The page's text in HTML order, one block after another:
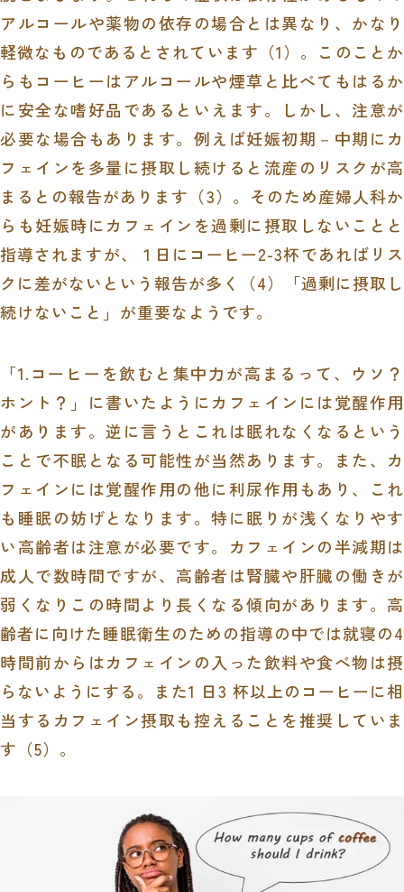
アルコールや薬物の依存の場合とは異なり、かなり
軽微なものであるとされています（1）。このことか
らもコーヒーはアルコールや煙草と比べてもはるか
に安全な嗜好品であるといえます。しかし、注意が
必要な場合もあります。例えば妊娠初期－中期にカ
フェインを多量に摂取し続けると流産のリスクが高
まるとの報告があります（3）。そのため産婦人科か
らも妊娠時にカフェインを過剰に摂取しないことと
指導されますが、１日にコーヒー2-3杯であればリス
クに差がないという報告が多く（4）「過剰に摂取し
続けないこと」が重要なようです。
「1. コーヒーを飲むと集中力が高まるって、ウソ？
ホント？ 」に書いたようにカフェインには覚醒作用
があります。逆に言うとこれは眠れなくなるという
ことで不眠となる可能性が当然あります。また、カ
フェインには覚醒作用の他に利尿作用もあり、これ
も睡眠の妨げとなります。特に眠りが浅くなりやす
い高齢者は注意が必要です。カフェインの半減期は
成人で数時間ですが、高齢者は腎臓や肝臓の働きが
弱くなりこの時間より長くなる傾向があります。高
齢者に向けた睡眠衛生のための指導の中では就寝の4
時間前からはカフェインの入った飲料や食べ物は摂
らないようにする。また1 日3 杯以上のコーヒーに相
当するカフェイン摂取も控えることを推奨していま
す（5）。